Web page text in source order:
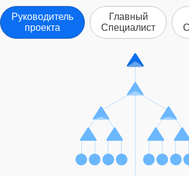
Руководитель
проекта
Главный
Специалист